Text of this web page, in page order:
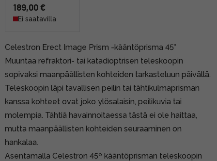
189,00 €
Ei saatavilla
Celestron Erect Image Prism -kääntöprisma 45°
Muuntaa refraktori- tai katadioptrisen teleskoopin
sopivaksi maanpäällisten kohteiden tarkasteluun päivällä.
Teleskoopin läpi tavallisen peilin tai tähtikulmaprisman
kanssa kohteet ovat joko ylösalaisin, peilikuvia tai
molempia. Tähtiä havainnoitaessa tästä ei ole haittaa,
mutta maanpäällisten kohteiden seuraaminen on
hankalaa.
Asentamalla Celestron 45º kääntöprisman teleskoopin